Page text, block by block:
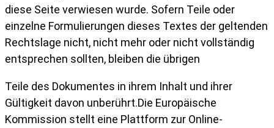
diese Seite verwiesen wurde. Sofern Teile oder
einzelne Formulierungen dieses Textes der geltenden
Rechtslage nicht, nicht mehr oder nicht vollständig
entsprechen sollten, bleiben die übrigen
Teile des Dokumentes in ihrem Inhalt und ihrer
Gültigkeit davon unberührt.Die Europäische
Kommission stellt eine Plattform zur Online-